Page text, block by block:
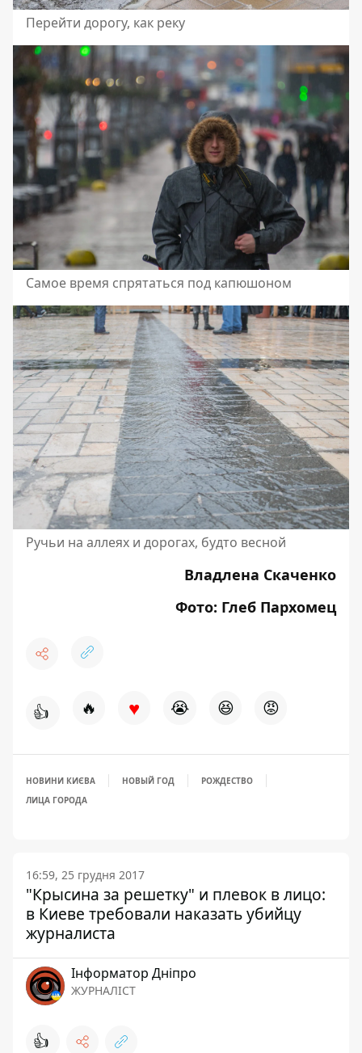
Перейти дорогу, как реку
Самое время спрятаться под капюшоном
Ручьи на аллеях и дорогах, будто весной
Владлена Скаченко
Фото: Глеб Пархомец
👍 🔥 ♥ 😭 😆 😡
НОВИНИ КИЄВА НОВЫЙ ГОД
РОЖДЕСТВО
ЛИЦА ГОРОДА
16:59, 25 грудня 2017
"Крысина за решетку" и плевок в лицо:
в Киеве требовали наказать убийцу
журналиста
Інформатор Дніпро
ЖУРНАЛІСТ
👍